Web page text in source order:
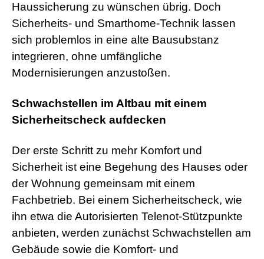
Haussicherung zu wünschen übrig. Doch
Sicherheits- und Smarthome-Technik lassen
sich problemlos in eine alte Bausubstanz
integrieren, ohne umfängliche
Modernisierungen anzustoßen.
Schwachstellen im Altbau mit einem
Sicherheitscheck aufdecken
Der erste Schritt zu mehr Komfort und
Sicherheit ist eine Begehung des Hauses oder
der Wohnung gemeinsam mit einem
Fachbetrieb. Bei einem Sicherheitscheck, wie
ihn etwa die Autorisierten Telenot-Stützpunkte
anbieten, werden zunächst Schwachstellen am
Gebäude sowie die Komfort- und